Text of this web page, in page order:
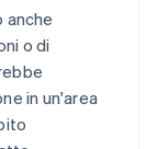
anche
o di
in un'area